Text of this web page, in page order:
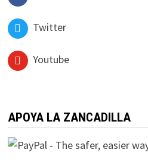
Twitter
Youtube
APOYA LA ZANCADILLA